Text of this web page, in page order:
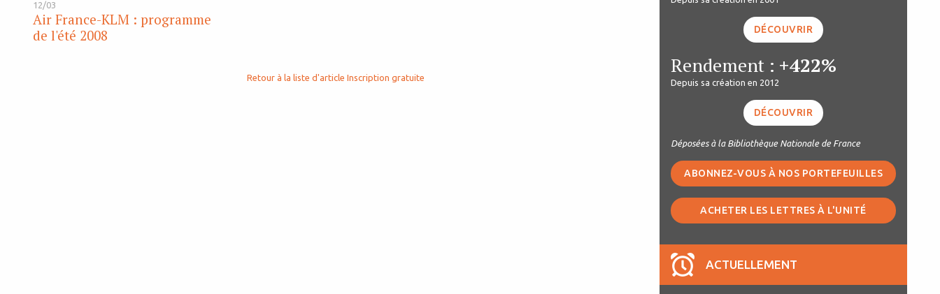
12/03
Air France-KLM : programme
de l'été 2008
Retour à la liste d'article Inscription gratuite
DÉCOUVRIR
Rendement : +422%
Depuis sa création en 2012
DÉCOUVRIR
Déposées à la Bibliothèque Nationale de France
ABONNEZ-VOUS À NOS PORTEFEUILLES
ACHETER LES LETTRES À L'UNITÉ
ACTUELLEMENT